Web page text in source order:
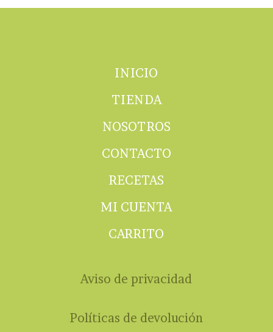
INICIO
TIENDA
NOSOTROS
CONTACTO
RECETAS
MI CUENTA
CARRITO
Aviso de privacidad
Políticas de devolución